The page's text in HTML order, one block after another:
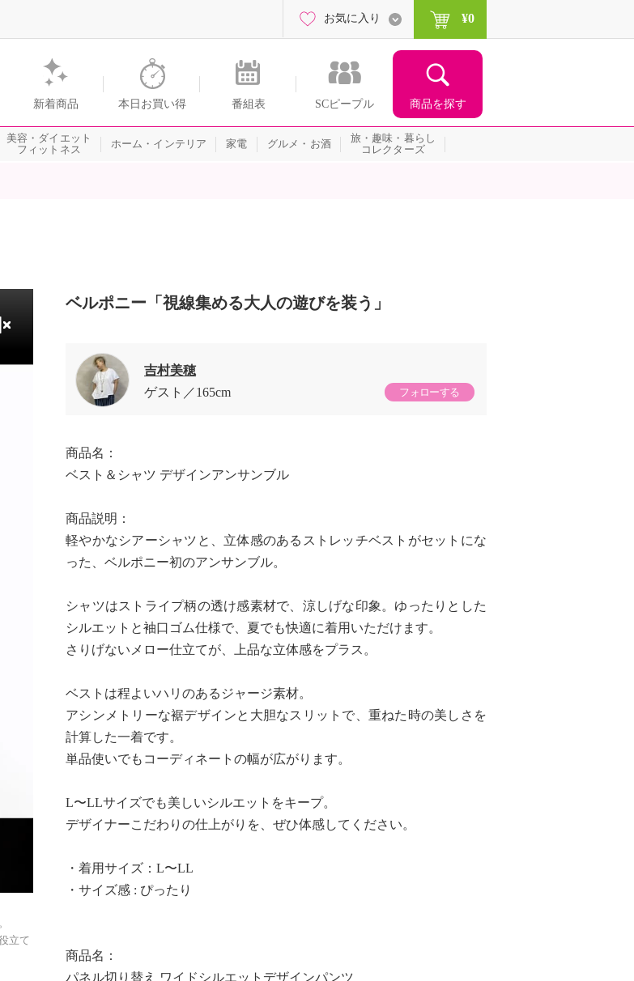
ビショッピングのショップチャンネル
新着商品 本日お買い得 番組表 SCピープル 商品を探す
お気に入り ¥0
美容・ダイエット
フィットネス
ホーム・インテリア 家電 グルメ・お酒
旅・趣味・暮らし
コレクターズ
立て
ベルポニー「視線集める大人の遊びを装う」
吉村美穂
ゲスト
165cm フォローする
商品名：
ベスト＆シャツ デザインアンサンブル
商品説明：
軽やかなシアーシャツと、立体感のあるストレッチベストがセットにな
った、ベルポニー初のアンサンブル。
シャツはストライプ柄の透け感素材で、涼しげな印象。ゆったりとした
シルエットと袖口ゴム仕様で、夏でも快適に着用いただけます。
さりげないメロー仕立てが、上品な立体感をプラス。
ベストは程よいハリのあるジャージ素材。
アシンメトリーな裾デザインと大胆なスリットで、重ねた時の美しさを
計算した一着です。
単品使いでもコーディネートの幅が広がります。
L〜LLサイズでも美しいシルエットをキープ。
デザイナーこだわりの仕上がりを、ぜひ体感してください。
・着用サイズ：L〜LL
・サイズ感 : ぴったり
商品名：
パネル切り替え ワイドシルエットデザインパンツ